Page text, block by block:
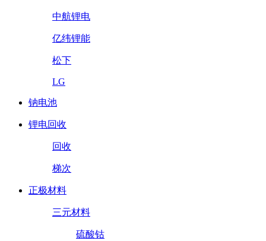
中航锂电
亿纬锂能
松下
LG
钠电池
锂电回收
回收
梯次
正极材料
三元材料
硫酸钴